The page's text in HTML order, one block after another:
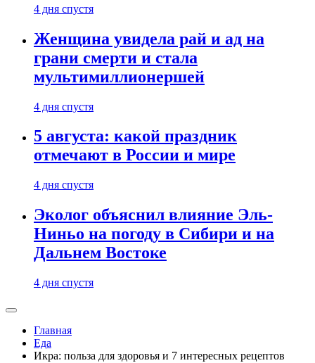
4 дня спустя
Женщина увидела рай и ад на
грани смерти и стала
мультимиллионершей
4 дня спустя
5 августа: какой праздник
отмечают в России и мире
4 дня спустя
Эколог объяснил влияние Эль-
Ниньо на погоду в Сибири и на
Дальнем Востоке
4 дня спустя
Главная
Еда
Икра: польза для здоровья и 7 интересных рецептов